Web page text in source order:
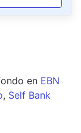
en EBN
, Self Bank